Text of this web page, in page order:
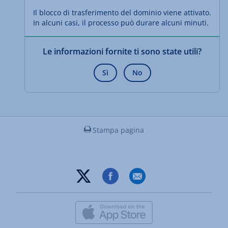
Il blocco di trasferimento del dominio viene attivato.
In alcuni casi, il processo può durare alcuni minuti.
Le informazioni fornite ti sono state utili?
Sì No
Stampa pagina